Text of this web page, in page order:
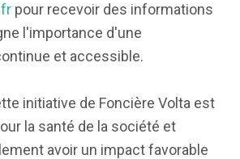
pour recevoir des informations
l'importance d'une
et accessible.
initiative de Foncière Volta est
la santé de la société et
avoir un impact favorable